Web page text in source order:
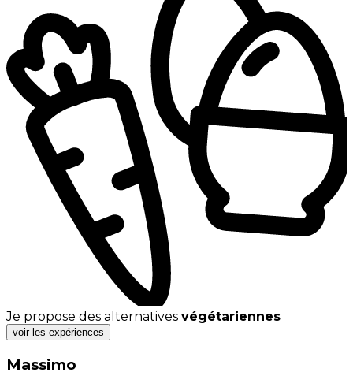
Je propose des alternatives végétariennes
voir les expériences
Massimo